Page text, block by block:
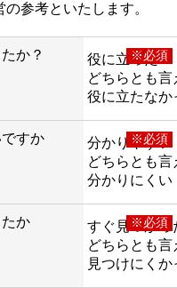
参考といたします。
か？ ※必須
役に立った
どちらとも言
役に立たなか
すか ※必須
分かりやすい
どちらとも言
分かりにくい
か ※必須
すぐ見つかっ
どちらとも言
見つけにくか